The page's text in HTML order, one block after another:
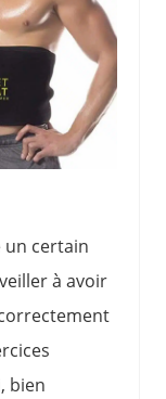
un certain
à avoir
bien